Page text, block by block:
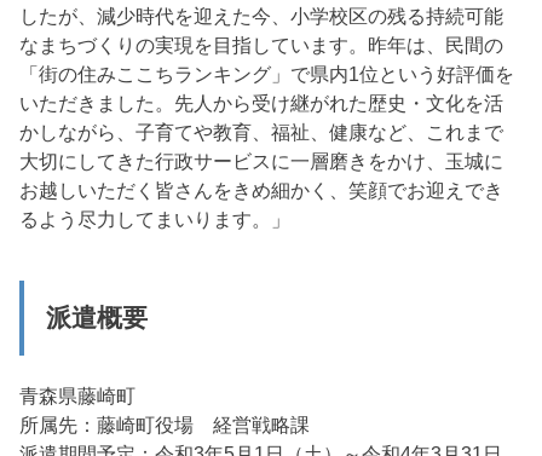
したが、減少時代を迎えた今、小学校区の残る持続可能
なまちづくりの実現を目指しています。昨年は、民間の
「街の住みここちランキング」で県内1位という好評価を
いただきました。先人から受け継がれた歴史・文化を活
かしながら、子育てや教育、福祉、健康など、これまで
大切にしてきた行政サービスに一層磨きをかけ、玉城に
お越しいただく皆さんをきめ細かく、笑顔でお迎えでき
るよう尽力してまいります。」
派遣概要
青森県藤崎町
所属先：藤崎町役場 経営戦略課